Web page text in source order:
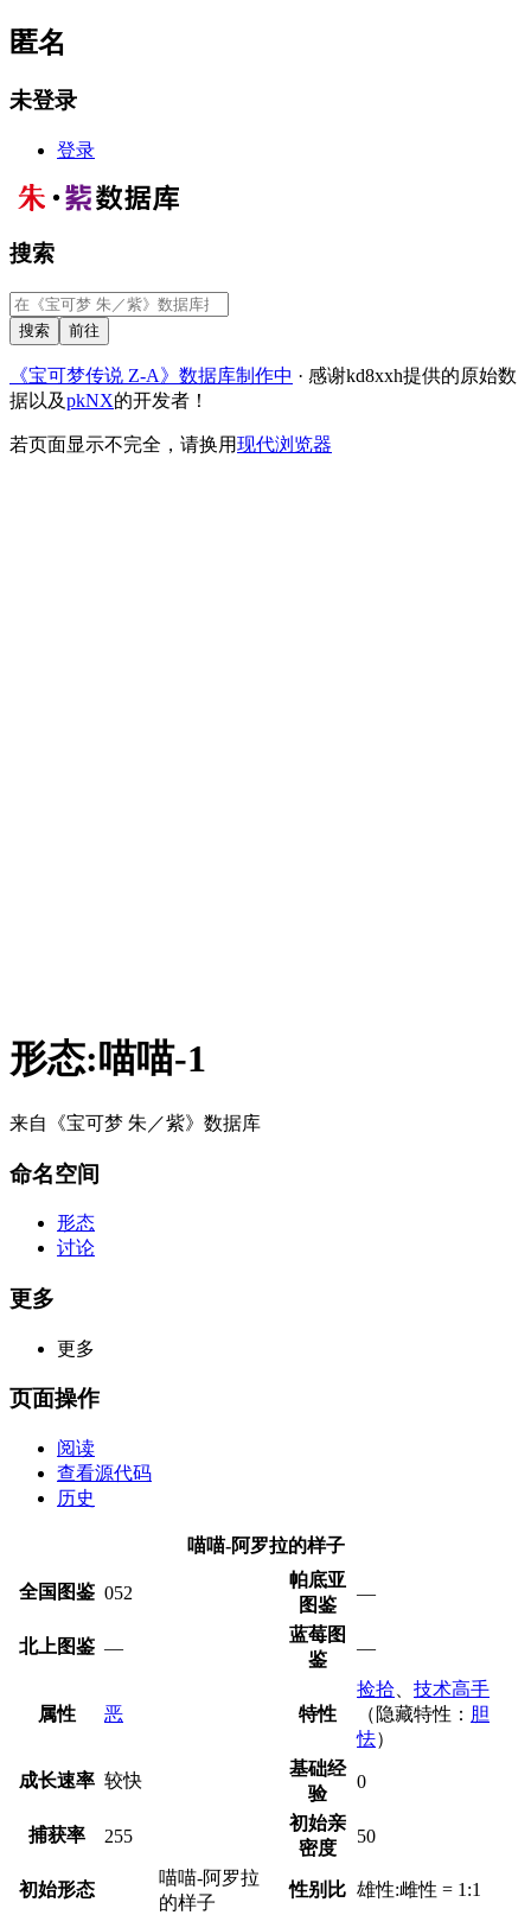
匿名
未登录
登录
搜索
《宝可梦传说 Z-A》数据库制作中 · 感谢kd8xxh提供的原始数
据以及pkNX的开发者！
若页面显示不完全，请换用现代浏览器
形态:喵喵-1
来自《宝可梦 朱／紫》数据库
命名空间
形态
讨论
更多
更多
页面操作
阅读
查看源代码
历史
喵喵-阿罗拉的样子
全国图鉴 052
帕底亚
图鉴
—
北上图鉴 —
蓝莓图
鉴
—
属性 恶 特性
捡拾
技术高手
（隐藏特性： 胆
怯）
成长速率 较快
基础经
验
0
捕获率 255
初始亲
密度
50
初始形态
喵喵-阿罗拉
的样子
性别比 雄性:雌性 = 1:1